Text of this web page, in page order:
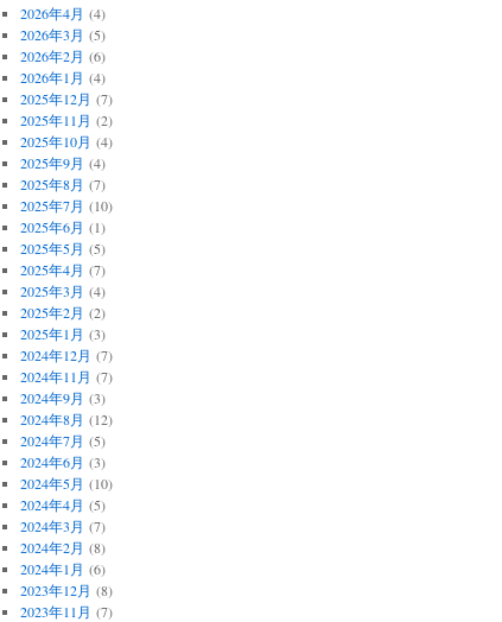
2026年4月 (4)
2026年3月 (5)
2026年2月 (6)
2026年1月 (4)
2025年12月 (7)
2025年11月 (2)
2025年10月 (4)
2025年9月 (4)
2025年8月 (7)
2025年7月 (10)
2025年6月 (1)
2025年5月 (5)
2025年4月 (7)
2025年3月 (4)
2025年2月 (2)
2025年1月 (3)
2024年12月 (7)
2024年11月 (7)
2024年9月 (3)
2024年8月 (12)
2024年7月 (5)
2024年6月 (3)
2024年5月 (10)
2024年4月 (5)
2024年3月 (7)
2024年2月 (8)
2024年1月 (6)
2023年12月 (8)
2023年11月 (7)